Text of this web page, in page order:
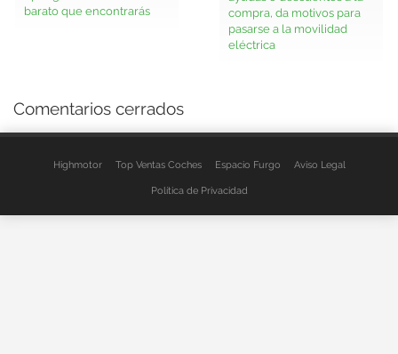
barato que encontrarás
compra, da motivos para
pasarse a la movilidad
eléctrica
Comentarios cerrados
Highmotor Top Ventas Coches Espacio Furgo Aviso Legal
Política de Privacidad